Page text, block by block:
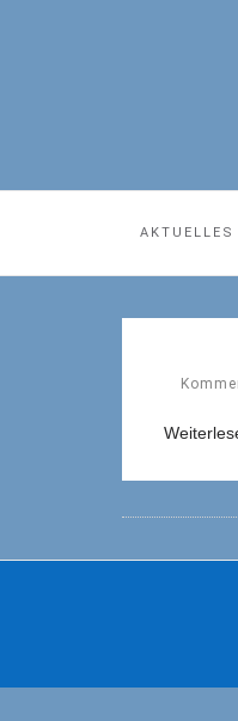
AKTUELLES